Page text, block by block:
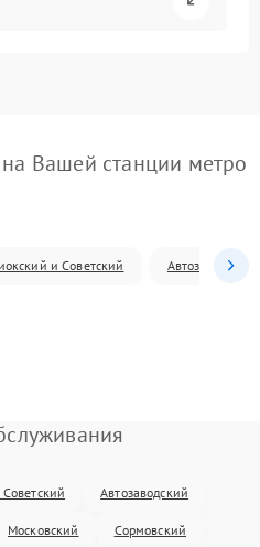
Вашей станции метро
и Советский Автозаводский
Автозаводский
Московский Сормовский